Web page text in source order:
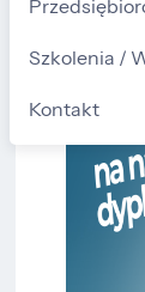
Szkolenia /
Kontakt